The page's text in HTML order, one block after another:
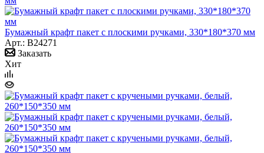
Бумажный крафт пакет с плоскими ручками, 330*180*370 мм
Арт.: B24271
Заказать
Хит